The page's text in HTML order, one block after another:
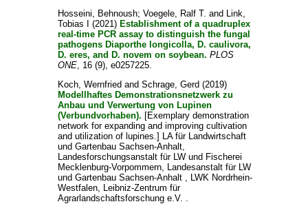
Hosseini, Behnoush; Voegele, Ralf T. and Link,
Tobias I
(2021) Establishment of a quadruplex
real-time PCR assay to distinguish the fungal
pathogens Diaporthe longicolla, D. caulivora,
D. eres, and D. novem on soybean. PLOS
ONE, 16 (9), e0257225.
Koch, Wernfried and Schrage, Gerd (2019)
Modellhaftes Demonstrationsnetzwerk zu
Anbau und Verwertung von Lupinen
(Verbundvorhaben). [Exemplary demonstration
network for expanding and improving cultivation
and utilization of lupines.] LA für Landwirtschaft
und Gartenbau Sachsen-Anhalt,
Landesforschungsanstalt für LW und Fischerei
Mecklenburg-Vorpommern, Landesanstalt für LW
und Gartenbau Sachsen-Anhalt , LWK Nordrhein-
Westfalen, Leibniz-Zentrum für
Agrarlandschaftsforschung e.V. .